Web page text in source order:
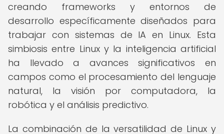
creando frameworks y entornos de
desarrollo específicamente diseñados para
trabajar con sistemas de IA en Linux. Esta
simbiosis entre Linux y la inteligencia artificial
ha llevado a avances significativos en
campos como el procesamiento del lenguaje
natural, la visión por computadora, la
robótica y el análisis predictivo.
La combinación de la versatilidad de Linux y